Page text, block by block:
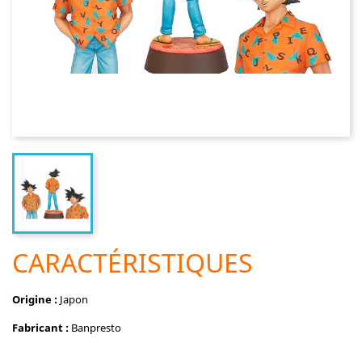
CARACTÉRISTIQUES
Origine : Japon
Fabricant : Banpresto